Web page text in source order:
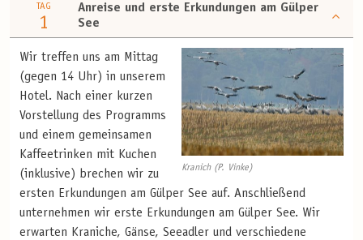
TAG
1
Anreise und erste Erkundungen am Gülper
See
Kranich (P. Vinke)
Wir treffen uns am Mittag
(gegen 14 Uhr) in unserem
Hotel. Nach einer kurzen
Vorstellung des Programms
und einem gemeinsamen
Kaffeetrinken mit Kuchen
(inklusive) brechen wir zu
ersten Erkundungen am Gülper See auf. Anschließend
unternehmen wir erste Erkundungen am Gülper See. Wir
erwarten Kraniche, Gänse, Seeadler und verschiedene